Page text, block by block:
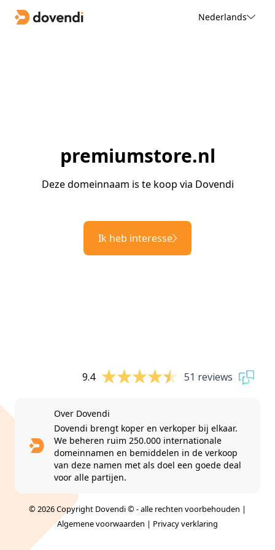
Nederlands
premiumstore.nl
Deze domeinnaam is te koop via Dovendi
Ik heb interesse
9.4 51 reviews
Over Dovendi
Dovendi brengt koper en verkoper bij elkaar.
We beheren ruim 250.000 internationale
domeinnamen en bemiddelen in de verkoop
van deze namen met als doel een goede deal
voor alle partijen.
© 2026 Copyright Dovendi © - alle rechten voorbehouden |
Algemene voorwaarden | Privacy verklaring